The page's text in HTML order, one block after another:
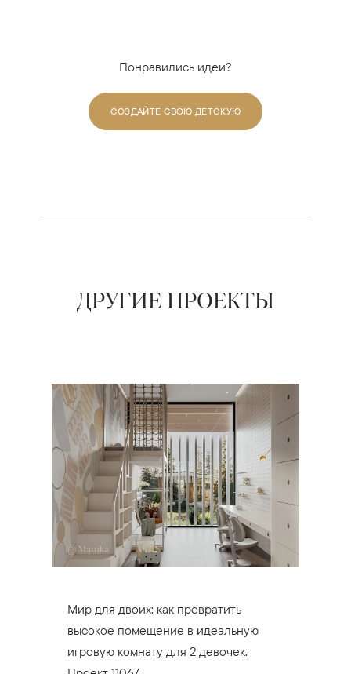
Понравились идеи?
СОЗДАЙТЕ СВОЮ ДЕТСКУЮ
ДРУГИЕ ПРОЕКТЫ
Мир для двоих: как превратить
высокое помещение в идеальную
игровую комнату для 2 девочек.